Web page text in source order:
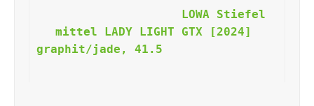
LOWA Stiefel
mittel LADY LIGHT GTX [2024]